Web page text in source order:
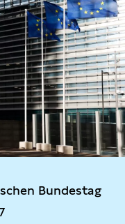
Bundestag